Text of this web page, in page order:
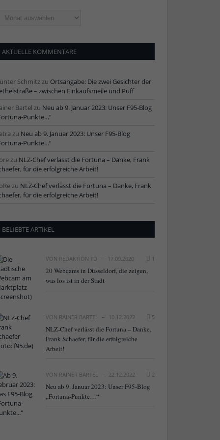
AKTUELLE KOMMENTARE
Schmitzzu Ortsangabe: Die zwei Gesichter der
– zwischen Einkaufsmeile und Puff
Bartel zu Neu ab 9. Januar 2023: Unser F95-Blog
Punkte…“
zu Neu ab 9. Januar 2023: Unser F95-Blog
Punkte…“
zu NLZ-Chef verlässt die Fortuna – Danke, Frank
für die erfolgreiche Arbeit!
zu NLZ-Chef verlässt die Fortuna – Danke, Frank
für die erfolgreiche Arbeit!
BELIEBTE ARTIKEL
VON REDAKTION TD 17.09.2020 1
20 Webcams in Düsseldorf, die zeigen,
was los ist in der Stadt
VON RAINER BARTEL 10.12.2022 5
NLZ-Chef verlässt die Fortuna – Danke,
Frank Schaefer, für die erfolgreiche
Arbeit!
VON RAINER BARTEL 22.12.2022 2
Neu ab 9. Januar 2023: Unser F95-Blog
„Fortuna-Punkte…“